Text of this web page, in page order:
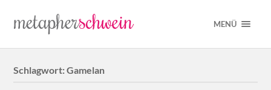
MENÜ
Schlagwort:Gamelan